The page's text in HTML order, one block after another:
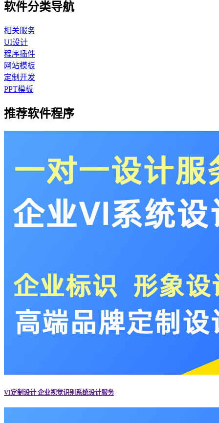
软件分类导航
相关服务
UI设计
程序插件
网站模板
定制开发
PPT模板
推荐软件程序
VI定制设计 企业视觉识别系统设计服务